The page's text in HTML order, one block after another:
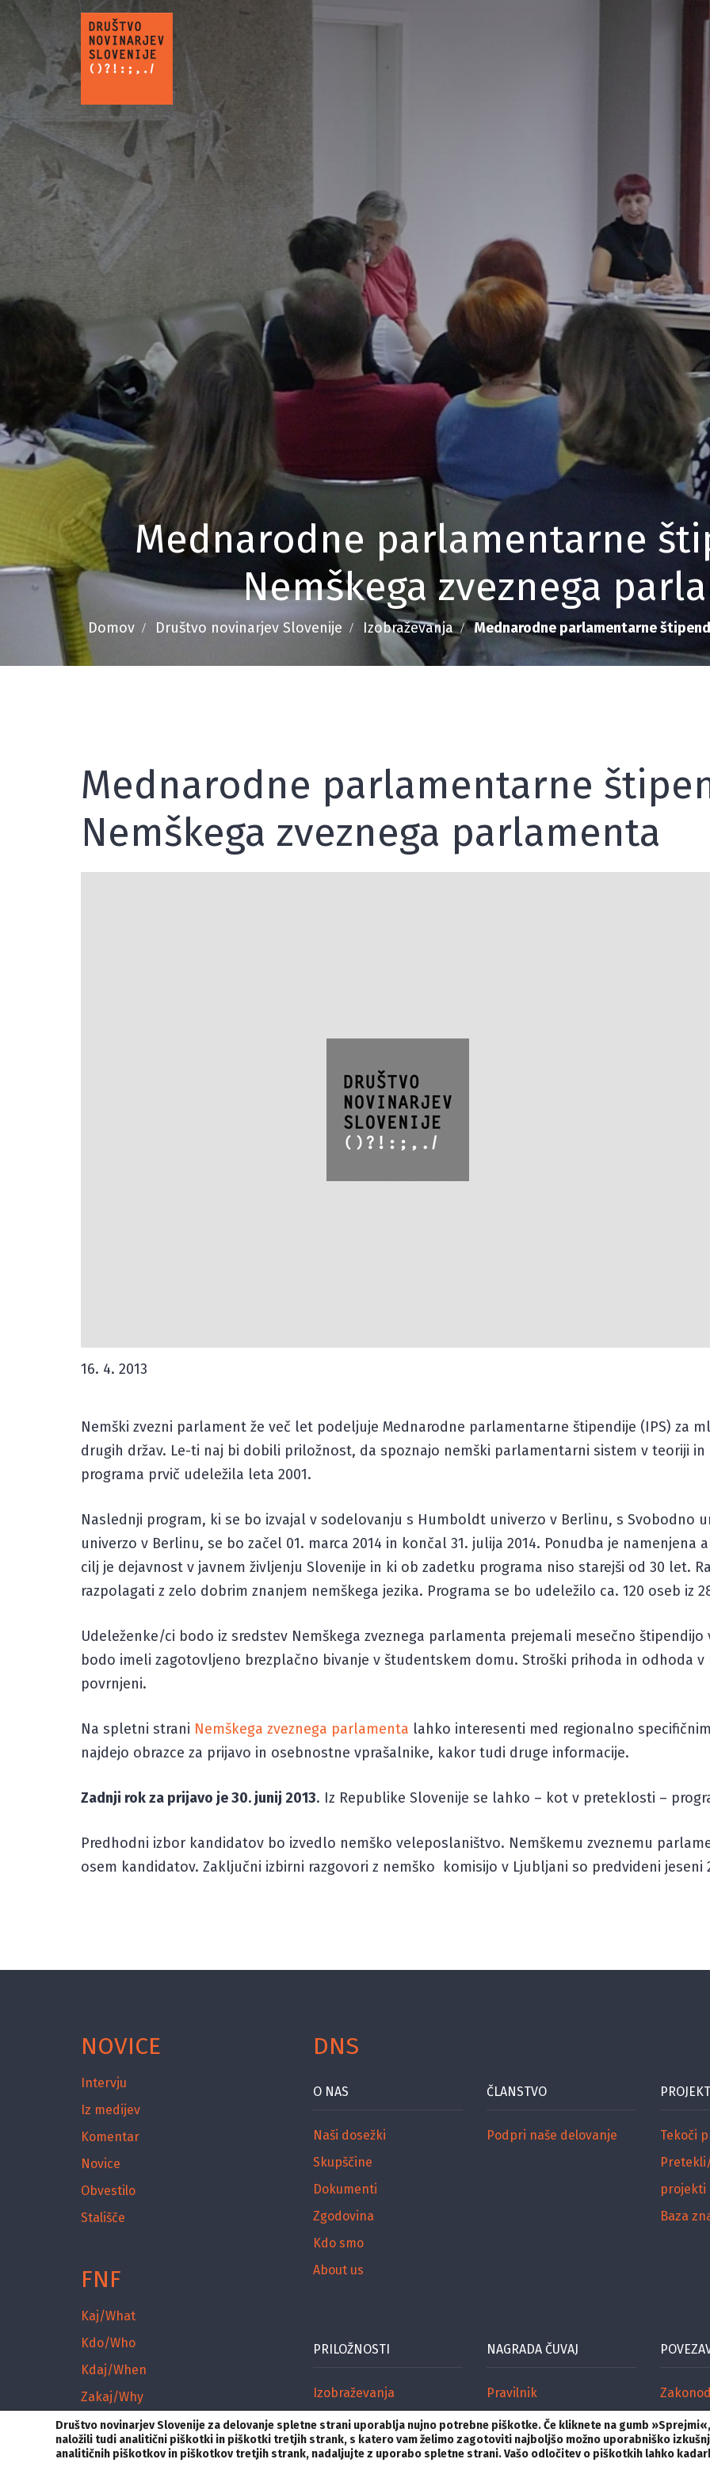
Mednarodne parlamentarne
Nemškega zveznega
Domov Društvo novinarjev Slovenije Izobraževanja Mednarodne parlamentarne
Mednarodne parlamentarne
Nemškega zveznega parlamenta
16. 4. 2013
Nemški zvezni parlament že več let podeljuje Mednarodne parlamentarne štipendije (IPS) za
drugih držav. Le-ti naj bi dobili priložnost, da spoznajo nemški parlamentarni sistem v teoriji in
programa prvič udeležila leta 2001.
Naslednji program, ki se bo izvajal v sodelovanju s Humboldt univerzo v Berlinu, s Svobodno
univerzo v Berlinu, se bo začel 01. marca 2014 in končal 31. julija 2014. Ponudba je
cilj je dejavnost v javnem življenju Slovenije in ki ob zadetku programa niso starejši od 30 let.
razpolagati z zelo dobrim znanjem nemškega jezika. Programa se bo udeležilo ca. 120 oseb iz
Udeleženke/ci bodo iz sredstev Nemškega zveznega parlamenta prejemali mesečno štipendijo
bodo imeli zagotovljeno brezplačno bivanje v študentskem domu. Stroški prihoda in odhoda v
povrnjeni.
Na spletni strani Nemškega zveznega parlamenta lahko interesenti med regionalno
najdejo obrazce za prijavo in osebnostne vprašalnike, kakor tudi druge informacije.
Zadnji rok za prijavo je 30. junij 2013. Iz Republike Slovenije se lahko – kot v preteklosti –
Predhodni izbor kandidatov bo izvedlo nemško veleposlaništvo. Nemškemu zveznemu
osem kandidatov. Zaključni izbirni razgovori z nemško komisijo v Ljubljani so predvideni jeseni
NOVICE
Intervju
Iz medijev
Komentar
Novice
Obvestilo
Stališče
FNF
Kaj/What
Kdo/Who
Kdaj/When
Zakaj/Why
Arhiv / Archive
DNS
O NAS
Naši dosežki
Skupščine
Dokumenti
Zgodovina
Kdo smo
About us
ČLANSTVO
Podpri naše delovanje
Tekoči
projekti
Baza
PRILOŽNOSTI
Izobraževanja
Nagrade
Razpisi
NAGRADA ČUVAJ
Pravilnik
Žirija
Prijava
Mediji
Društvo novinarjev Slovenije za delovanje spletne strani uporablja nujno potrebne piškotke. Če kliknete na gumb »Sprejmi«,
naložili tudi analitični piškotki in piškotki tretjih strank, s katero vam želimo zagotoviti najboljšo možno uporabniško
analitičnih piškotkov in piškotkov tretjih strank, nadaljujte z uporabo spletne strani. Vašo odločitev o piškotkih lahko